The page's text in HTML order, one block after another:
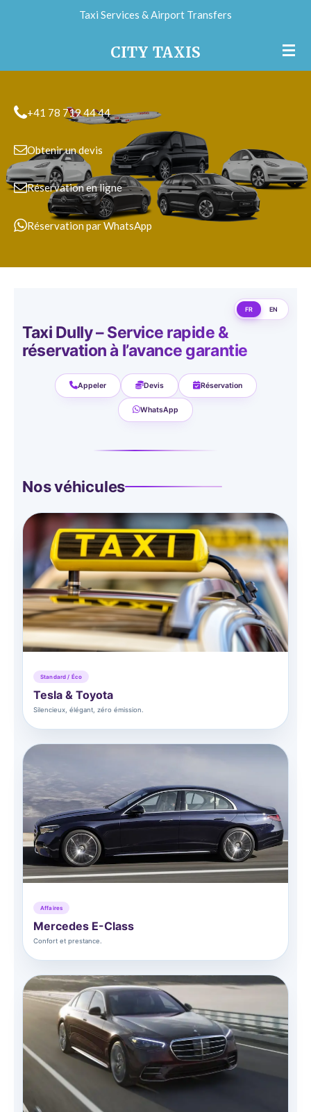
principal
CITY TAXIS
Taxi Services & Airport Transfers
+41 78 719 44 44
Obtenir un devis
Réservation en ligne
Réservation par WhatsApp
FR EN
Taxi Dully – Service rapide &
réservation à l’avance garantie
Appeler Devis Réservation
WhatsApp
Nos véhicules
Standard / Éco
Tesla & Toyota
Silencieux, élégant, zéro émission.
Affaires
Mercedes E-Class
Confort et prestance.